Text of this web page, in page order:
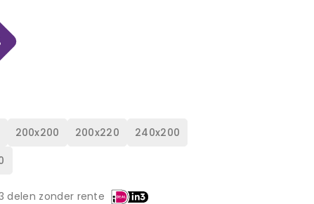
200x200 200x220
240x200
delen zonder rente